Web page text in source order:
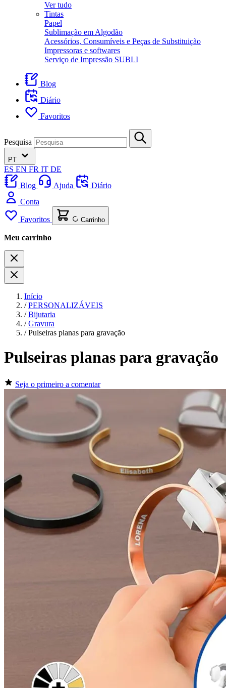
Ver tudo
Tintas
Papel
Sublimação em Algodão
Acessórios, Consumíveis e Peças de Substituição
Impressoras e softwares
Serviço de Impressão SUBLI
Blog
Diário
Favoritos
Pesquisa
PT
ES EN FR IT DE
Blog
Ajuda
Diário
Conta
Favoritos Carrinho
Meu carrinho
Início
/ PERSONALIZÁVEIS
/ Bijutaria
/ Gravura
/ Pulseiras planas para gravação
Pulseiras planas para gravação
Seja o primeiro a comentar